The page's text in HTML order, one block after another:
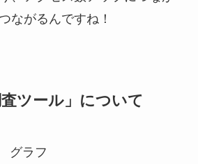
ながるんですね！
査ツール」について